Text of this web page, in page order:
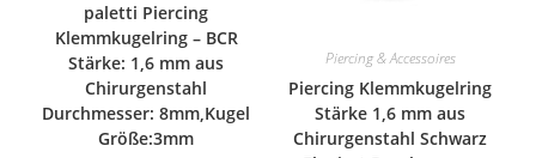
paletti Piercing
Klemmkugelring – BCR
Stärke: 1,6 mm aus
Chirurgenstahl
Durchmesser: 8mm,Kugel
Größe:3mm
Piercing & Accessoires
Piercing Klemmkugelring
Stärke 1,6 mm aus
Chirurgenstahl Schwarz